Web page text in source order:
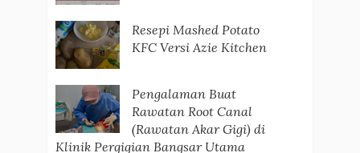
Resepi Mashed Potato
KFC Versi Azie Kitchen
Pengalaman Buat
Rawatan Root Canal
(Rawatan Akar Gigi) di
Klinik Pergigian Bangsar Utama